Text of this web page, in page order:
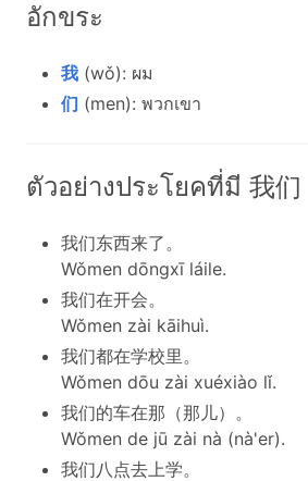
อักขระ
我 (wǒ): ผม
们 (men): พวกเขา
ตัวอย่างประโยคที่มี 我们
我们东西来了。
Wǒmen dōngxī láile.
我们在开会。
Wǒmen zài kāihuì.
我们都在学校里。
Wǒmen dōu zài xuéxiào lǐ.
我们的车在那（那儿）。
Wǒmen de jū zài nà (nà'er).
我们八点去上学。